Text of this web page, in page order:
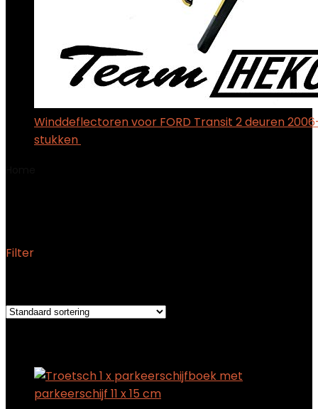
Winddeflectoren voor FORD Transit 2 deuren
stukken
Filter